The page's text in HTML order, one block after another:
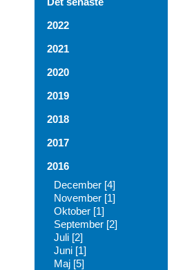
2022
2021
2020
2019
2018
2017
2016
December [4]
November [1]
Oktober [1]
September [2]
Juli [2]
Juni [1]
Maj [5]